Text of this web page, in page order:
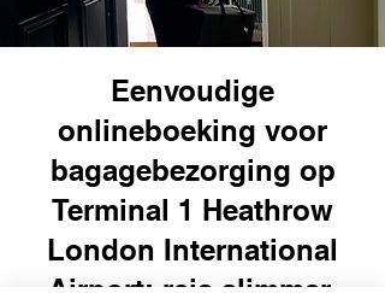
Eenvoudige
onlineboeking voor
bagagebezorging op
Terminal 1 Heathrow
London International